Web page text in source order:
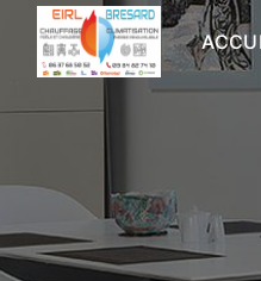
Panneau de gestion des